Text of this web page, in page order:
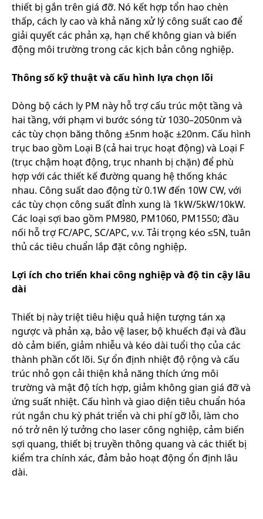
thiết bị gắn trên giá đỡ. Nó kết hợp tổn hao chèn
thấp, cách ly cao và khả năng xử lý công suất cao để
giải quyết các phản xạ, hạn chế không gian và biến
động môi trường trong các kịch bản công nghiệp.
Thông số kỹ thuật và cấu hình lựa chọn lõi
Dòng bộ cách ly PM này hỗ trợ cấu trúc một tầng và
hai tầng, với phạm vi bước sóng từ 1030–2050nm và
các tùy chọn băng thông ±5nm hoặc ±20nm. Cấu hình
trục bao gồm Loại B (cả hai trục hoạt động) và Loại F
(trục chậm hoạt động, trục nhanh bị chặn) để phù
hợp với các thiết kế đường quang hệ thống khác
nhau. Công suất dao động từ 0.1W đến 10W CW, với
các tùy chọn công suất đỉnh xung là 1kW/5kW/10kW.
Các loại sợi bao gồm PM980, PM1060, PM1550; đầu
nối hỗ trợ FC/APC, SC/APC, v.v. Tải trọng kéo ≤5N, tuân
thủ các tiêu chuẩn lắp đặt công nghiệp.
Lợi ích cho triển khai công nghiệp và độ tin cậy lâu
dài
Thiết bị này triệt tiêu hiệu quả hiện tượng tán xạ
ngược và phản xạ, bảo vệ laser, bộ khuếch đại và đầu
dò cảm biến, giảm nhiễu và kéo dài tuổi thọ của các
thành phần cốt lõi. Sự ổn định nhiệt độ rộng và cấu
trúc nhỏ gọn cải thiện khả năng thích ứng môi
trường và mật độ tích hợp, giảm không gian giá đỡ và
ứng suất nhiệt. Cấu hình và giao diện tiêu chuẩn hóa
rút ngắn chu kỳ phát triển và chi phí gỡ lỗi, làm cho
nó trở nên lý tưởng cho laser công nghiệp, cảm biến
sợi quang, thiết bị truyền thông quang và các thiết bị
kiểm tra chính xác, đảm bảo hoạt động ổn định lâu
dài.